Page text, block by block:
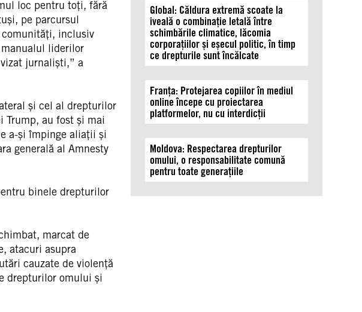
loc pentru toți, fără
pe parcursul
comunități, inclusiv
liderilor
jurnaliști,” a
și cel al drepturilor
au fost și mai
a-și împinge aliații și
generală al Amnesty
binele drepturilor
marcat de
atacuri asupra
cauzate de violență
drepturilor omului și
Global: Căldura extremă scoate la
iveală o combinație letală între
schimbările climatice, lăcomia
corporațiilor și eșecul politic, în timp
ce drepturile sunt încălcate
Franța: Protejarea copiilor în mediul
online începe cu proiectarea
platformelor, nu cu interdicții
Moldova: Respectarea drepturilor
omului, o responsabilitate comună
pentru toate generațiile